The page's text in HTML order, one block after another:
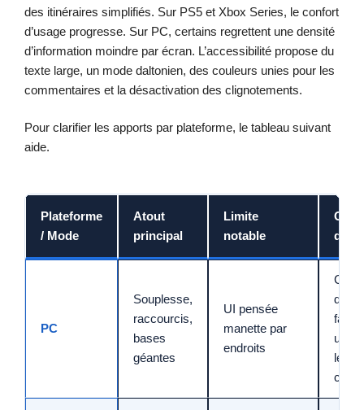
des itinéraires simplifiés. Sur PS5 et Xbox Series, le confort
d’usage progresse. Sur PC, certains regrettent une densité
d’information moindre par écran. L’accessibilité propose du
texte large, un mode daltonien, des couleurs unies pour les
commentaires et la désactivation des clignotements.
Pour clarifier les apports par plateforme, le tableau suivant
aide.
Plateforme
/ Mode
Atout
principal
Limite
notable
PC
Souplesse,
raccourcis,
bases
géantes
UI pensée
manette par
endroits
Créer
des
le